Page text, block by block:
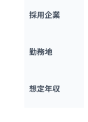
採用企業
勤務地
想定年収